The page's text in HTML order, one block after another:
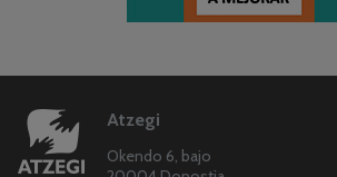
Atzegi
Okendo 6, bajo